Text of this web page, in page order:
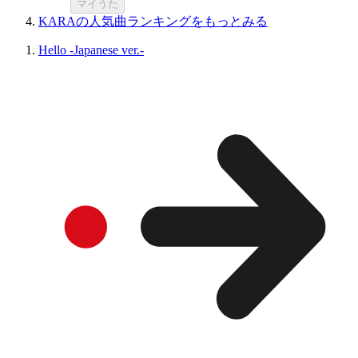
マイうた
KARAの人気曲ランキングをもっとみる
Hello -Japanese ver.-